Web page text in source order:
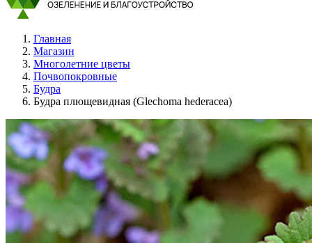
Главная
Магазин
Многолетние цветы
Почвопокровные
Будра
Будра плющевидная (Glechoma hederacea)